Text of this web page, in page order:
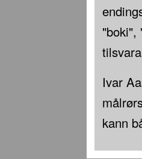
"boki",
Ivar
kann